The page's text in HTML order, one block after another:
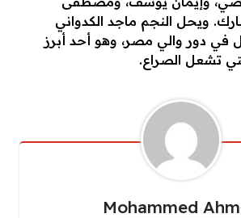
ويحل النجم ماجد الكدواني
دور والي مصر، وهو أحد أبرز
تشعل الصراع.
Mohammed